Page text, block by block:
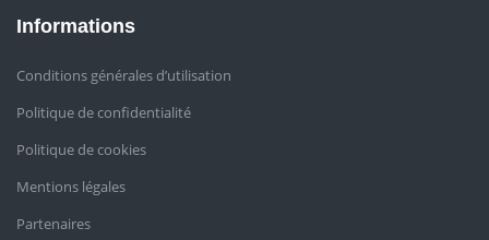
Informations
Conditions générales d’utilisation
Politique de confidentialité
Politique de cookies
Mentions légales
Partenaires